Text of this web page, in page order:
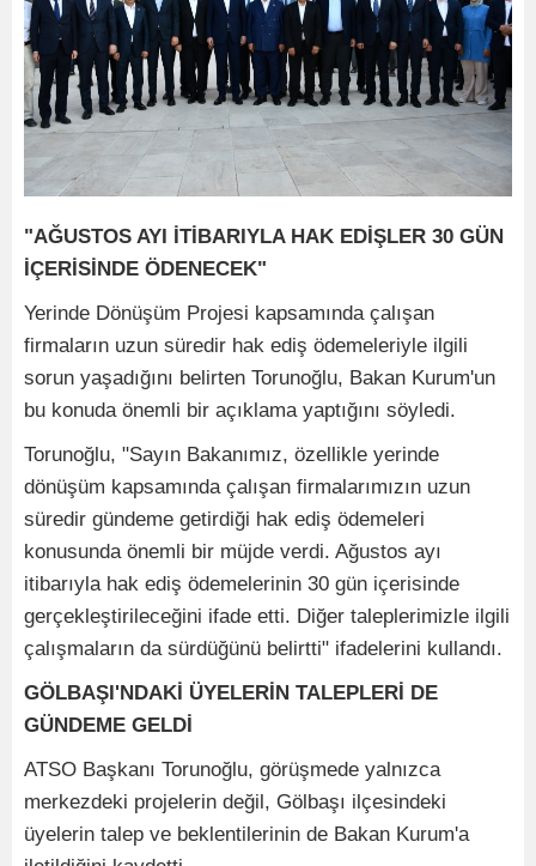
"AĞUSTOS AYI İTİBARIYLA HAK EDİŞLER 30 GÜN
İÇERİSİNDE ÖDENECEK"
Yerinde Dönüşüm Projesi kapsamında çalışan
firmaların uzun süredir hak ediş ödemeleriyle ilgili
sorun yaşadığını belirten Torunoğlu, Bakan Kurum'un
bu konuda önemli bir açıklama yaptığını söyledi.
Torunoğlu, "Sayın Bakanımız, özellikle yerinde
dönüşüm kapsamında çalışan firmalarımızın uzun
süredir gündeme getirdiği hak ediş ödemeleri
konusunda önemli bir müjde verdi. Ağustos ayı
itibarıyla hak ediş ödemelerinin 30 gün içerisinde
gerçekleştirileceğini ifade etti. Diğer taleplerimizle ilgili
çalışmaların da sürdüğünü belirtti" ifadelerini kullandı.
GÖLBAŞI'NDAKİ ÜYELERİN TALEPLERİ DE
GÜNDEME GELDİ
ATSO Başkanı Torunoğlu, görüşmede yalnızca
merkezdeki projelerin değil, Gölbaşı ilçesindeki
üyelerin talep ve beklentilerinin de Bakan Kurum'a